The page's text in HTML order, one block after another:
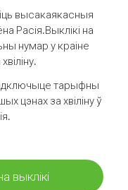
высакаякасныя
Расія.Выклікі на
нумар у краіне
тарыфны
цэнах за хвіліну ў
выклікі